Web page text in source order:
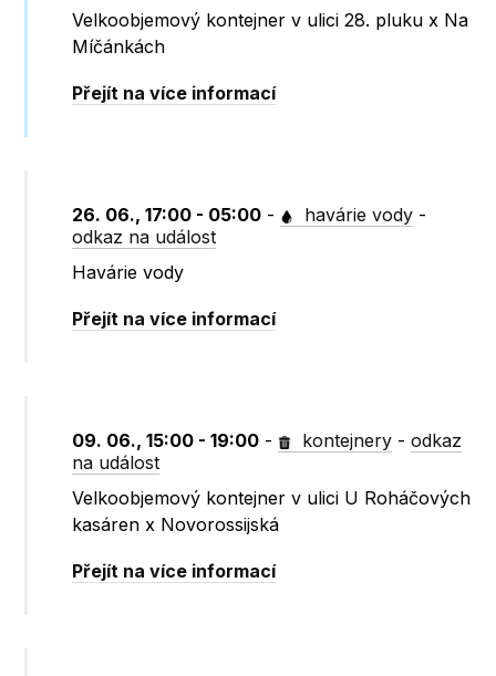
Velkoobjemový kontejner v ulici 28. pluku x Na
Míčánkách
Přejít na více informací
26. 06., 17:00 - 05:00 - havárie vody -
odkaz na událost
Havárie vody
Přejít na více informací
09. 06., 15:00 - 19:00 - kontejnery -odkaz
na událost
Velkoobjemový kontejner v ulici U Roháčových
kasáren x Novorossijská
Přejít na více informací